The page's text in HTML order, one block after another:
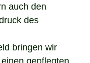
auch den
des
bringen wir
gepflegten